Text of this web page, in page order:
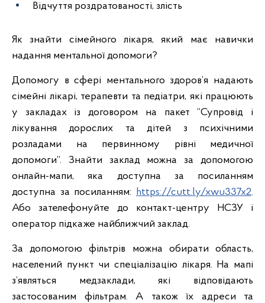
Відчуття роздратованості, злість
Як знайти сімейного лікаря, який має навички
надання ментальної допомоги?
Допомогу в сфері ментального здоров’я надають
сімейні лікарі, терапевти та педіатри, які працюють
у закладах із договором на пакет “Супровід і
лікування дорослих та дітей з психічними
розладами на первинному рівні медичної
допомоги”. Знайти заклад можна за допомогою
онлайн-мапи, яка доступна за посиланням
доступна за посиланням: https://cutt.ly/xwu337x2.
Або зателефонуйте до контакт-центру НСЗУ і
оператор підкаже найближчий заклад.
За допомогою фільтрів можна обирати область,
населений пункт чи спеціалізацію лікаря. На мапі
з’являться медзаклади, які відповідають
застосованим фільтрам. А також їх адреси та